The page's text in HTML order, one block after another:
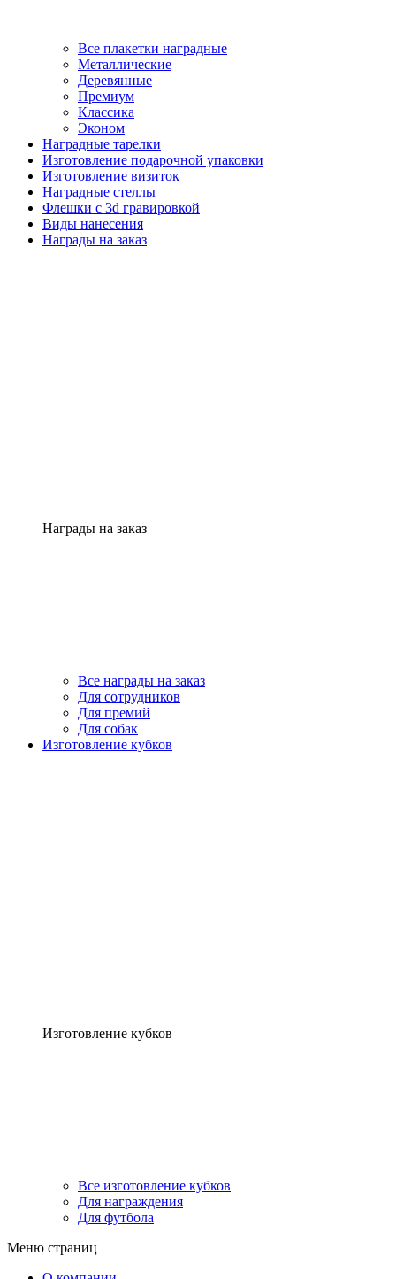
Все плакетки наградные
Металлические
Деревянные
Премиум
Классика
Эконом
Наградные тарелки
Изготовление подарочной упаковки
Изготовление визиток
Наградные стеллы
Флешки с 3d гравировкой
Виды нанесения
Награды на заказ
Награды на заказ
Все награды на заказ
Для сотрудников
Для премий
Для собак
Изготовление кубков
Изготовление кубков
Все изготовление кубков
Для награждения
Для футбола
Меню страниц